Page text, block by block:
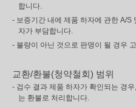
합니다.
- 보증기간 내에 제품 하자에 관한 A/S
자가 부담합니다.
- 불량이 아닌 것으로 판명이 될 경우
교환/환불(청약철회) 범위
- 검수 결과 제품 하자가 확인되는 경
는 환불로 처리합니다.